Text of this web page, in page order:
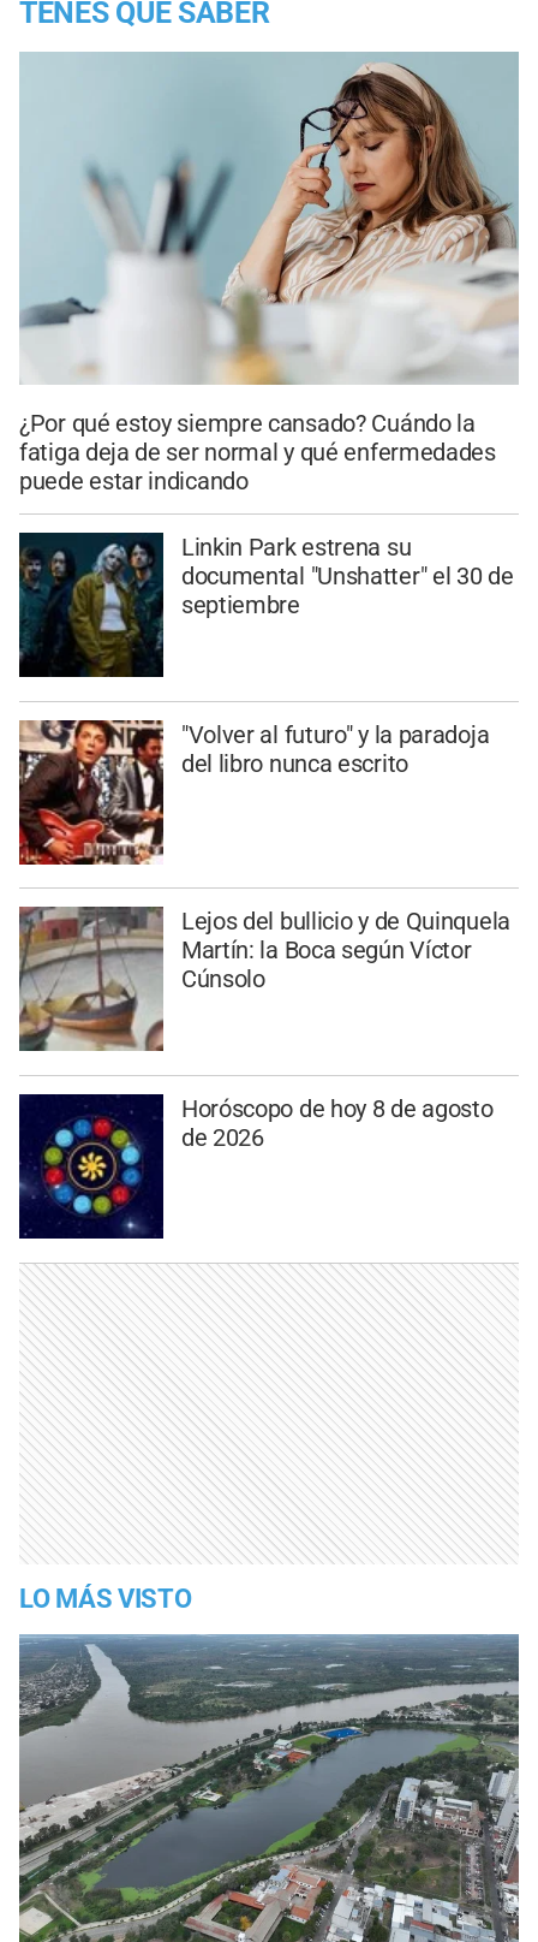
TENES QUE SABER
¿Por qué estoy siempre cansado? Cuándo la
fatiga deja de ser normal y qué enfermedades
puede estar indicando
Linkin Park estrena su
documental "Unshatter" el 30 de
septiembre
"Volver al futuro" y la paradoja
del libro nunca escrito
Lejos del bullicio y de Quinquela
Martín: la Boca según Víctor
Cúnsolo
Horóscopo de hoy 8 de agosto
de 2026
LO MÁS VISTO